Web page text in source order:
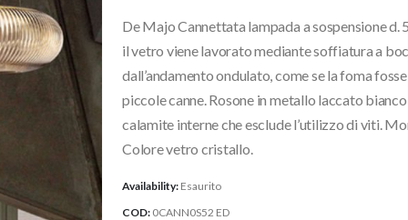
era:
1.708,00€.
è:
De Majo Cannettata lampada a sospensione d.
il vetro viene lavorato mediante soffiatura a
dall’andamento ondulato, come se la foma
piccole canne. Rosone in metallo laccato
calamite interne che esclude l’utilizzo di viti.
Colore vetro cristallo.
Availability: Esaurito
COD: 0CANN0S52 ED